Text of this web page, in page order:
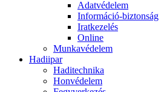
Adatvédelem
Információ-biztonság
Iratkezelés
Online
Munkavédelem
Hadiipar
Haditechnika
Honvédelem